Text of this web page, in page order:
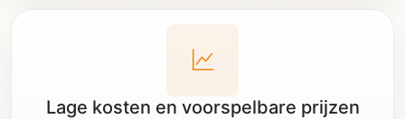
Lage kosten en voorspelbare prijzen